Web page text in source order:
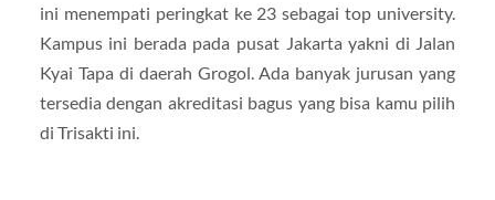
ini menempati peringkat ke 23 sebagai top university.
Kampus ini berada pada pusat Jakarta yakni di Jalan
Kyai Tapa di daerah Grogol. Ada banyak jurusan yang
tersedia dengan akreditasi bagus yang bisa kamu pilih
di Trisakti ini.